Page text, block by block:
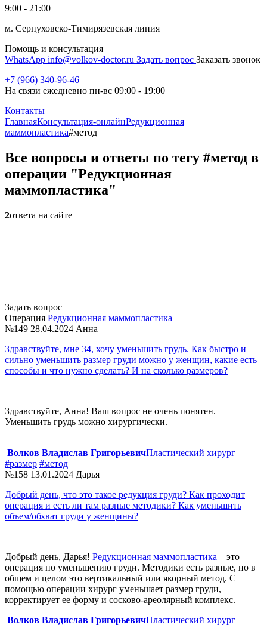
9:00 - 21:00
м. Серпуховско-Тимирязевская линия
Помощь и консультация
WhatsApp info@volkov-doctor.ru Задать вопрос Заказать звонок
+7 (966) 340-96-46
На связи ежедневно пн-вс 09:00 - 19:00
Контакты
ГлавнаяКонсультация-онлайнРедукционная
маммопластика#метод
Все вопросы и ответы по тегу #метод в
операции "Редукционная
маммопластика"
2ответа на сайте
Задать вопрос
Операция Редукционная маммопластика
№149 28.04.2024 Анна
Здравствуйте, мне 34, хочу уменьшить грудь. Как быстро и
сильно уменьшить размер груди можно у женщин, какие есть
способы и что нужно сделать? И на сколько размеров?
Здравствуйте, Анна! Ваш вопрос не очень понятен.
Уменьшить грудь можно хирургически.
Волков Владислав ГригорьевичПластический хирург
#размер #метод
№158 13.01.2024 Дарья
Добрый день, что это такое редукция груди? Как проходит
операция и есть ли там разные методики? Как уменьшить
объем/обхват груди у женщины?
Добрый день, Дарья! Редукционная маммопластика – это
операция по уменьшению груди. Методики есть разные, но в
общем и целом это вертикальный или якорный метод. С
помощью операции хирург уменьшает размер груди,
корректирует ее форму и сосково-ареолярный комплекс.
Волков Владислав ГригорьевичПластический хирург